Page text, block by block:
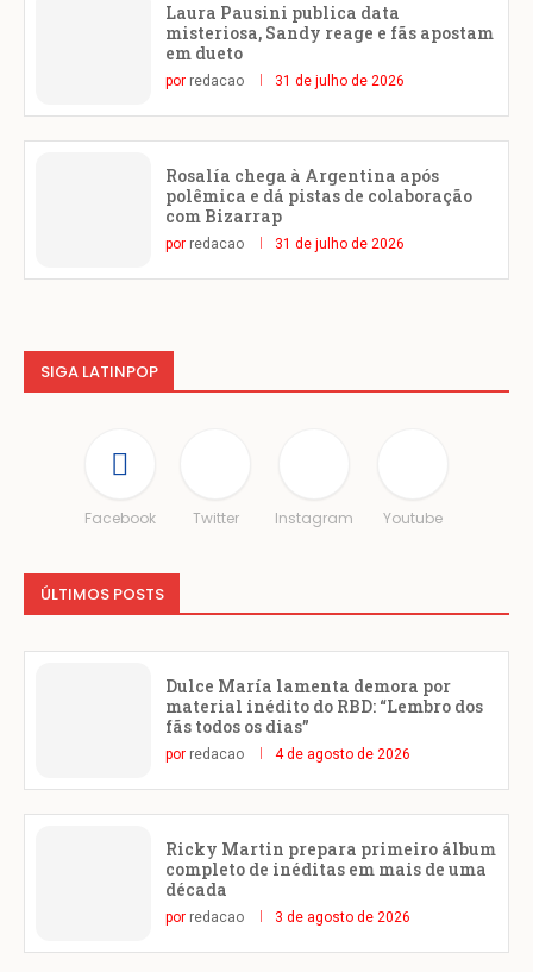
Laura Pausini publica data
misteriosa, Sandy reage e fãs apostam
em dueto
por redacao 31 de julho de 2026
Rosalía chega à Argentina após
polêmica e dá pistas de colaboração
com Bizarrap
por redacao 31 de julho de 2026
SIGA LATINPOP
Facebook Twitter Instagram Youtube
ÚLTIMOS POSTS
Dulce María lamenta demora por
material inédito do RBD: “Lembro dos
fãs todos os dias”
por redacao 4 de agosto de 2026
Ricky Martin prepara primeiro álbum
completo de inéditas em mais de uma
década
por redacao 3 de agosto de 2026